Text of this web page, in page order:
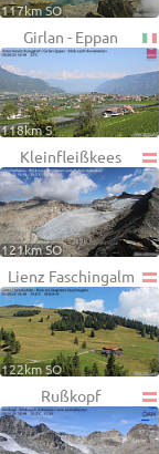
117km SO
Girlan - Eppan
118km S
Kleinfleißkees
121km SO
Lienz Faschingalm
122km SO
Rußkopf